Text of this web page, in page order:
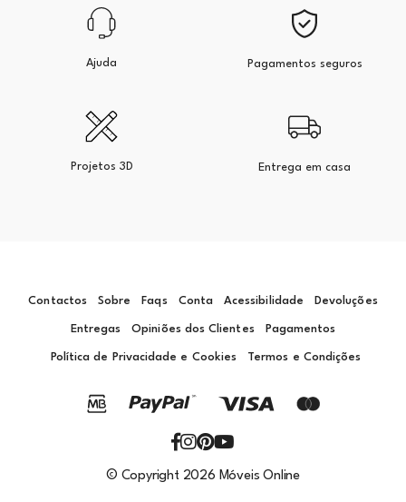
Ajuda Pagamentos seguros
Projetos 3D Entrega em casa
Contactos Sobre Faqs Conta Acessibilidade Devoluções
Entregas Opiniões dos Clientes Pagamentos
Política de Privacidade e Cookies Termos e Condições
© Copyright 2026 Móveis Online